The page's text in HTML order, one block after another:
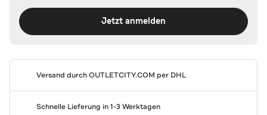
Jetzt anmelden
Versand durchOUTLETCITY.COM per DHL
Schnelle Lieferung in 1-3 Werktagen